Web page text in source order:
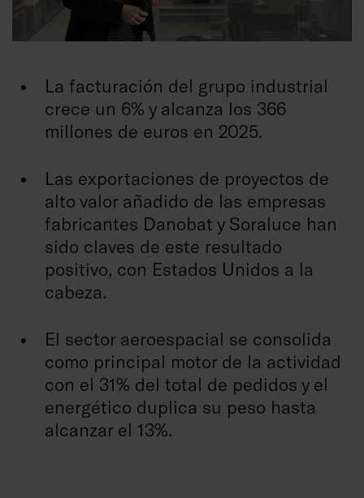
La facturación del grupo industrial
crece un 6% y alcanza los 366
millones de euros en 2025.
Las exportaciones de proyectos de
alto valor añadido de las empresas
fabricantes Danobat y Soraluce han
sido claves de este resultado
positivo, con Estados Unidos a la
cabeza.
El sector aeroespacial se consolida
como principal motor de la actividad
con el 31% del total de pedidos y el
energético duplica su peso hasta
alcanzar el 13%.